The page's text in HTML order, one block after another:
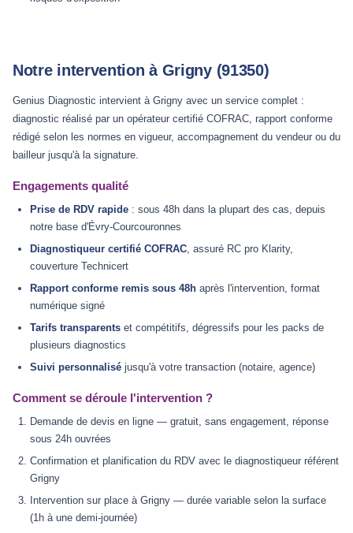
Notre intervention à Grigny (91350)
Genius Diagnostic intervient à Grigny avec un service complet :
diagnostic réalisé par un opérateur certifié COFRAC, rapport conforme
rédigé selon les normes en vigueur, accompagnement du vendeur ou du
bailleur jusqu'à la signature.
Engagements qualité
Prise de RDV rapide : sous 48h dans la plupart des cas, depuis
notre base d'Évry-Courcouronnes
Diagnostiqueur certifié COFRAC, assuré RC pro Klarity,
couverture Technicert
Rapport conforme remis sous 48h après l'intervention, format
numérique signé
Tarifs transparents et compétitifs, dégressifs pour les packs de
plusieurs diagnostics
Suivi personnalisé jusqu'à votre transaction (notaire, agence)
Comment se déroule l'intervention ?
Demande de devis en ligne — gratuit, sans engagement, réponse
sous 24h ouvrées
Confirmation et planification du RDV avec le diagnostiqueur référent
Grigny
Intervention sur place à Grigny — durée variable selon la surface
(1h à une demi-journée)